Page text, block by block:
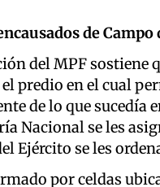
de Campo
del MPF sostiene
predio en el cual
de lo que sucedía
Nacional se les
Ejército se les
por celdas